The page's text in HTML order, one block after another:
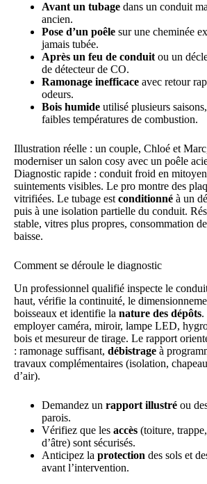
Avant un tubage dans un conduit
ancien.
Pose d’un poêle sur une cheminée
jamais tubée.
Après un feu de conduit ou un
de détecteur de CO.
Ramonage inefficace avec retour
odeurs.
Bois humide utilisé plusieurs
faibles températures de combustion.
Illustration réelle : un couple, Chloé et
moderniser un salon cosy avec un poêle
Diagnostic rapide : conduit froid en
suintements visibles. Le pro montre des
vitrifiées. Le tubage est conditionné à un
puis à une isolation partielle du conduit.
stable, vitres plus propres, consommation
baisse.
Comment se déroule le diagnostic
Un professionnel qualifié inspecte le
haut, vérifie la continuité, le
boisseaux et identifie la nature des dépôts.
employer caméra, miroir, lampe LED,
bois et mesureur de tirage. Le rapport
: ramonage suffisant, débistrage à
travaux complémentaires (isolation,
d’air).
Demandez un rapport illustré ou
parois.
Vérifiez que les accès (toiture,
d’âtre) sont sécurisés.
Anticipez la protection des sols et
avant l’intervention.